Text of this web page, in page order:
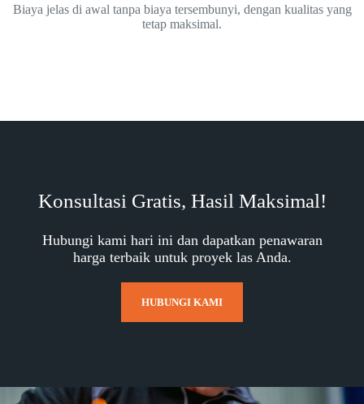
Biaya jelas di awal tanpa biaya tersembunyi, dengan kualitas yang
tetap maksimal.
Konsultasi Gratis, Hasil Maksimal!
Hubungi kami hari ini dan dapatkan penawaran
harga terbaik untuk proyek las Anda.
HUBUNGI KAMI